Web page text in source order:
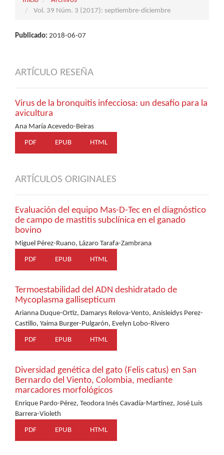
Vol. 39 Núm. 3 (2017): septiembre-diciembre
Publicado: 2018-06-07
ARTÍCULO RESEÑA
Virus de la bronquitis infecciosa: un desafío para la
avicultura
Ana María Acevedo-Beiras
PDF EPUB HTML
ARTÍCULOS ORIGINALES
Evaluación del equipo Mas-D-Tec en el diagnóstico
de campo de mastitis subclínica en el ganado
bovino
Miguel Pérez-Ruano, Lázaro Tarafa-Zambrana
PDF EPUB HTML
Termoestabilidad del ADN deshidratado de
Mycoplasma gallisepticum
Arianna Duque-Ortiz, Damarys Relova-Vento, Anisleidys Perez-
Castillo, Yaima Burger-Pulgarón, Evelyn Lobo-Rivero
PDF EPUB HTML
Diversidad genética del gato (Felis catus) en San
Bernardo del Viento, Colombia, mediante
marcadores morfológicos
Enrique Pardo-Pérez, Teodora Inés Cavadía-Martínez, José Luis
Barrera-Violeth
PDF EPUB HTML